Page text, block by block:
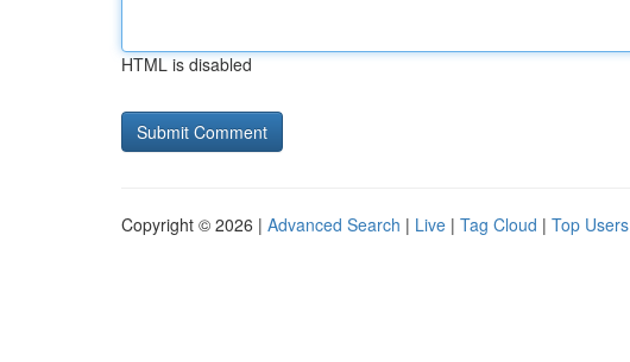
HTML is disabled
Copyright © 2026 | Advanced Search | Live | Tag Cloud | Top Users